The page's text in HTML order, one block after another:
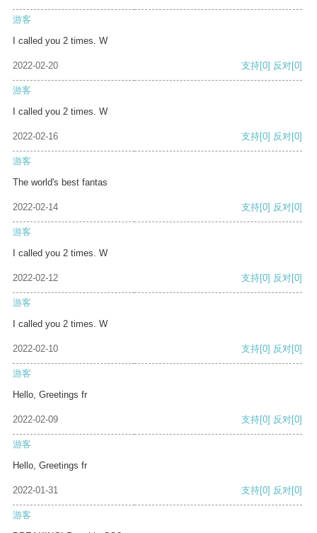
游客
I called you 2 times. W
2022-02-20 支持[0] 反对[0]
游客
I called you 2 times. W
2022-02-16 支持[0] 反对[0]
游客
The world's best fantas
2022-02-14 支持[0] 反对[0]
游客
I called you 2 times. W
2022-02-12 支持[0] 反对[0]
游客
I called you 2 times. W
2022-02-10 支持[0] 反对[0]
游客
Hello, Greetings fr
2022-02-09 支持[0] 反对[0]
游客
Hello, Greetings fr
2022-01-31 支持[0] 反对[0]
游客